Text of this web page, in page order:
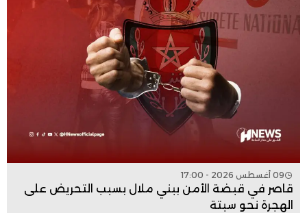
09 أغسطس 2026 - 17:00
قاصر في قبضة الأمن ببني ملال بسبب التحريض على
الهجرة نحو سبتة